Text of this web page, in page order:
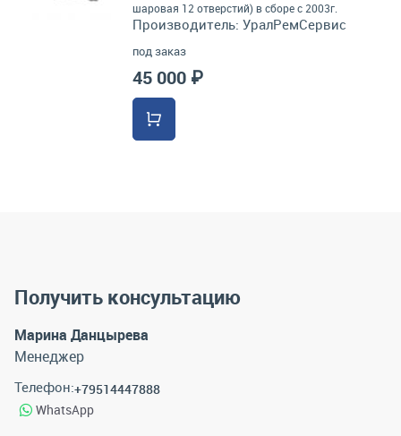
шаровая 12 отверстий) в сборе с 2003г.
Производитель: УралРемСервис
под заказ
45 000 ₽
Получить консультацию
Марина Данцырева
Менеджер
Телефон:+79514447888
WhatsApp